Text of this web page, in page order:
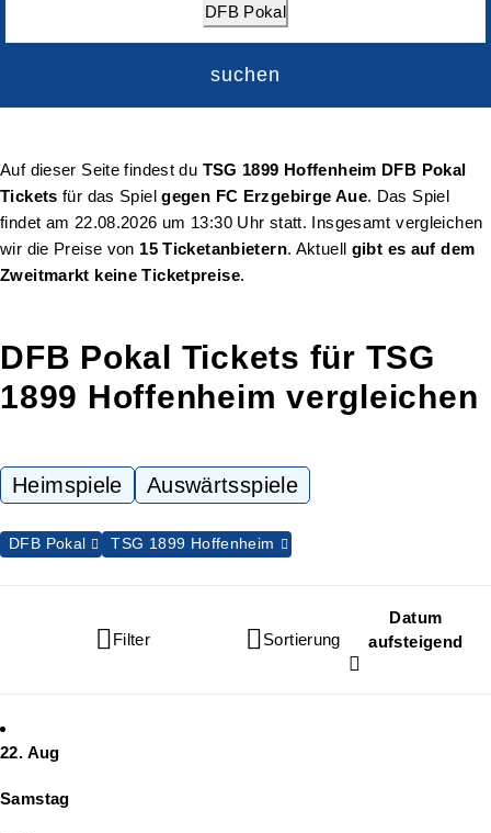
DFB Pokal
suchen
Auf dieser Seite findest du TSG 1899 Hoffenheim DFB Pokal
Tickets für das Spielgegen FC Erzgebirge Aue. Das Spiel
findet am 22.08.2026 um 13:30 Uhr statt. Insgesamt vergleichen
wir die Preise von 15 Ticketanbietern. Aktuell gibt es auf dem
Zweitmarkt keine Ticketpreise.
DFB Pokal Tickets für TSG
1899 Hoffenheim vergleichen
Heimspiele Auswärtsspiele
Filter Sortierung
Datum
aufsteigend
DFB Pokal TSG 1899 Hoffenheim
22. Aug
Samstag